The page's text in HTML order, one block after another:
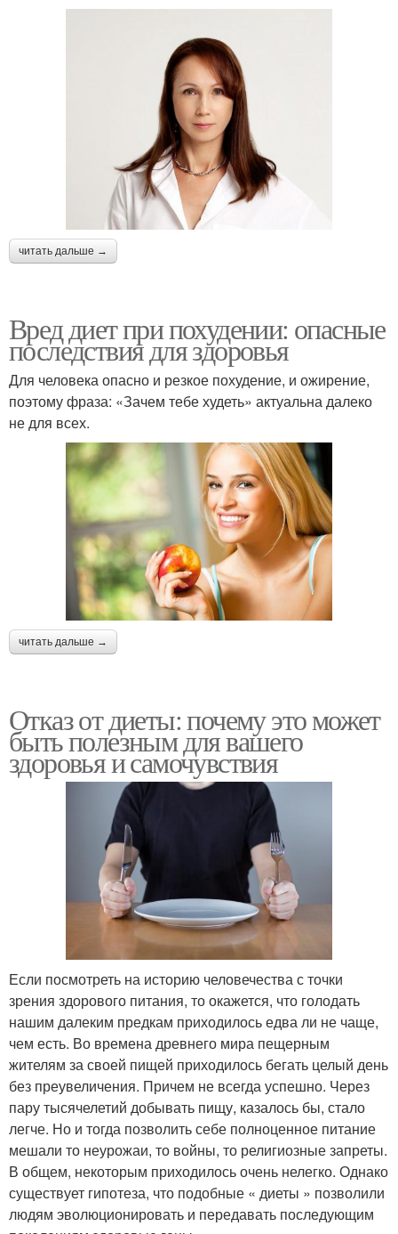
читать дальше →
Вред диет при похудении: опасные
последствия для здоровья
Для человека опасно и резкое похудение, и ожирение,
поэтому фраза: «Зачем тебе худеть» актуальна далеко
не для всех.
читать дальше →
Отказ от диеты: почему это может
быть полезным для вашего
здоровья и самочувствия
Если посмотреть на историю человечества с точки
зрения здорового питания, то окажется, что голодать
нашим далеким предкам приходилось едва ли не чаще,
чем есть. Во времена древнего мира пещерным
жителям за своей пищей приходилось бегать целый день
без преувеличения. Причем не всегда успешно. Через
пару тысячелетий добывать пищу, казалось бы, стало
легче. Но и тогда позволить себе полноценное питание
мешали то неурожаи, то войны, то религиозные запреты.
В общем, некоторым приходилось очень нелегко. Однако
существует гипотеза, что подобные « диеты » позволили
людям эволюционировать и передавать последующим